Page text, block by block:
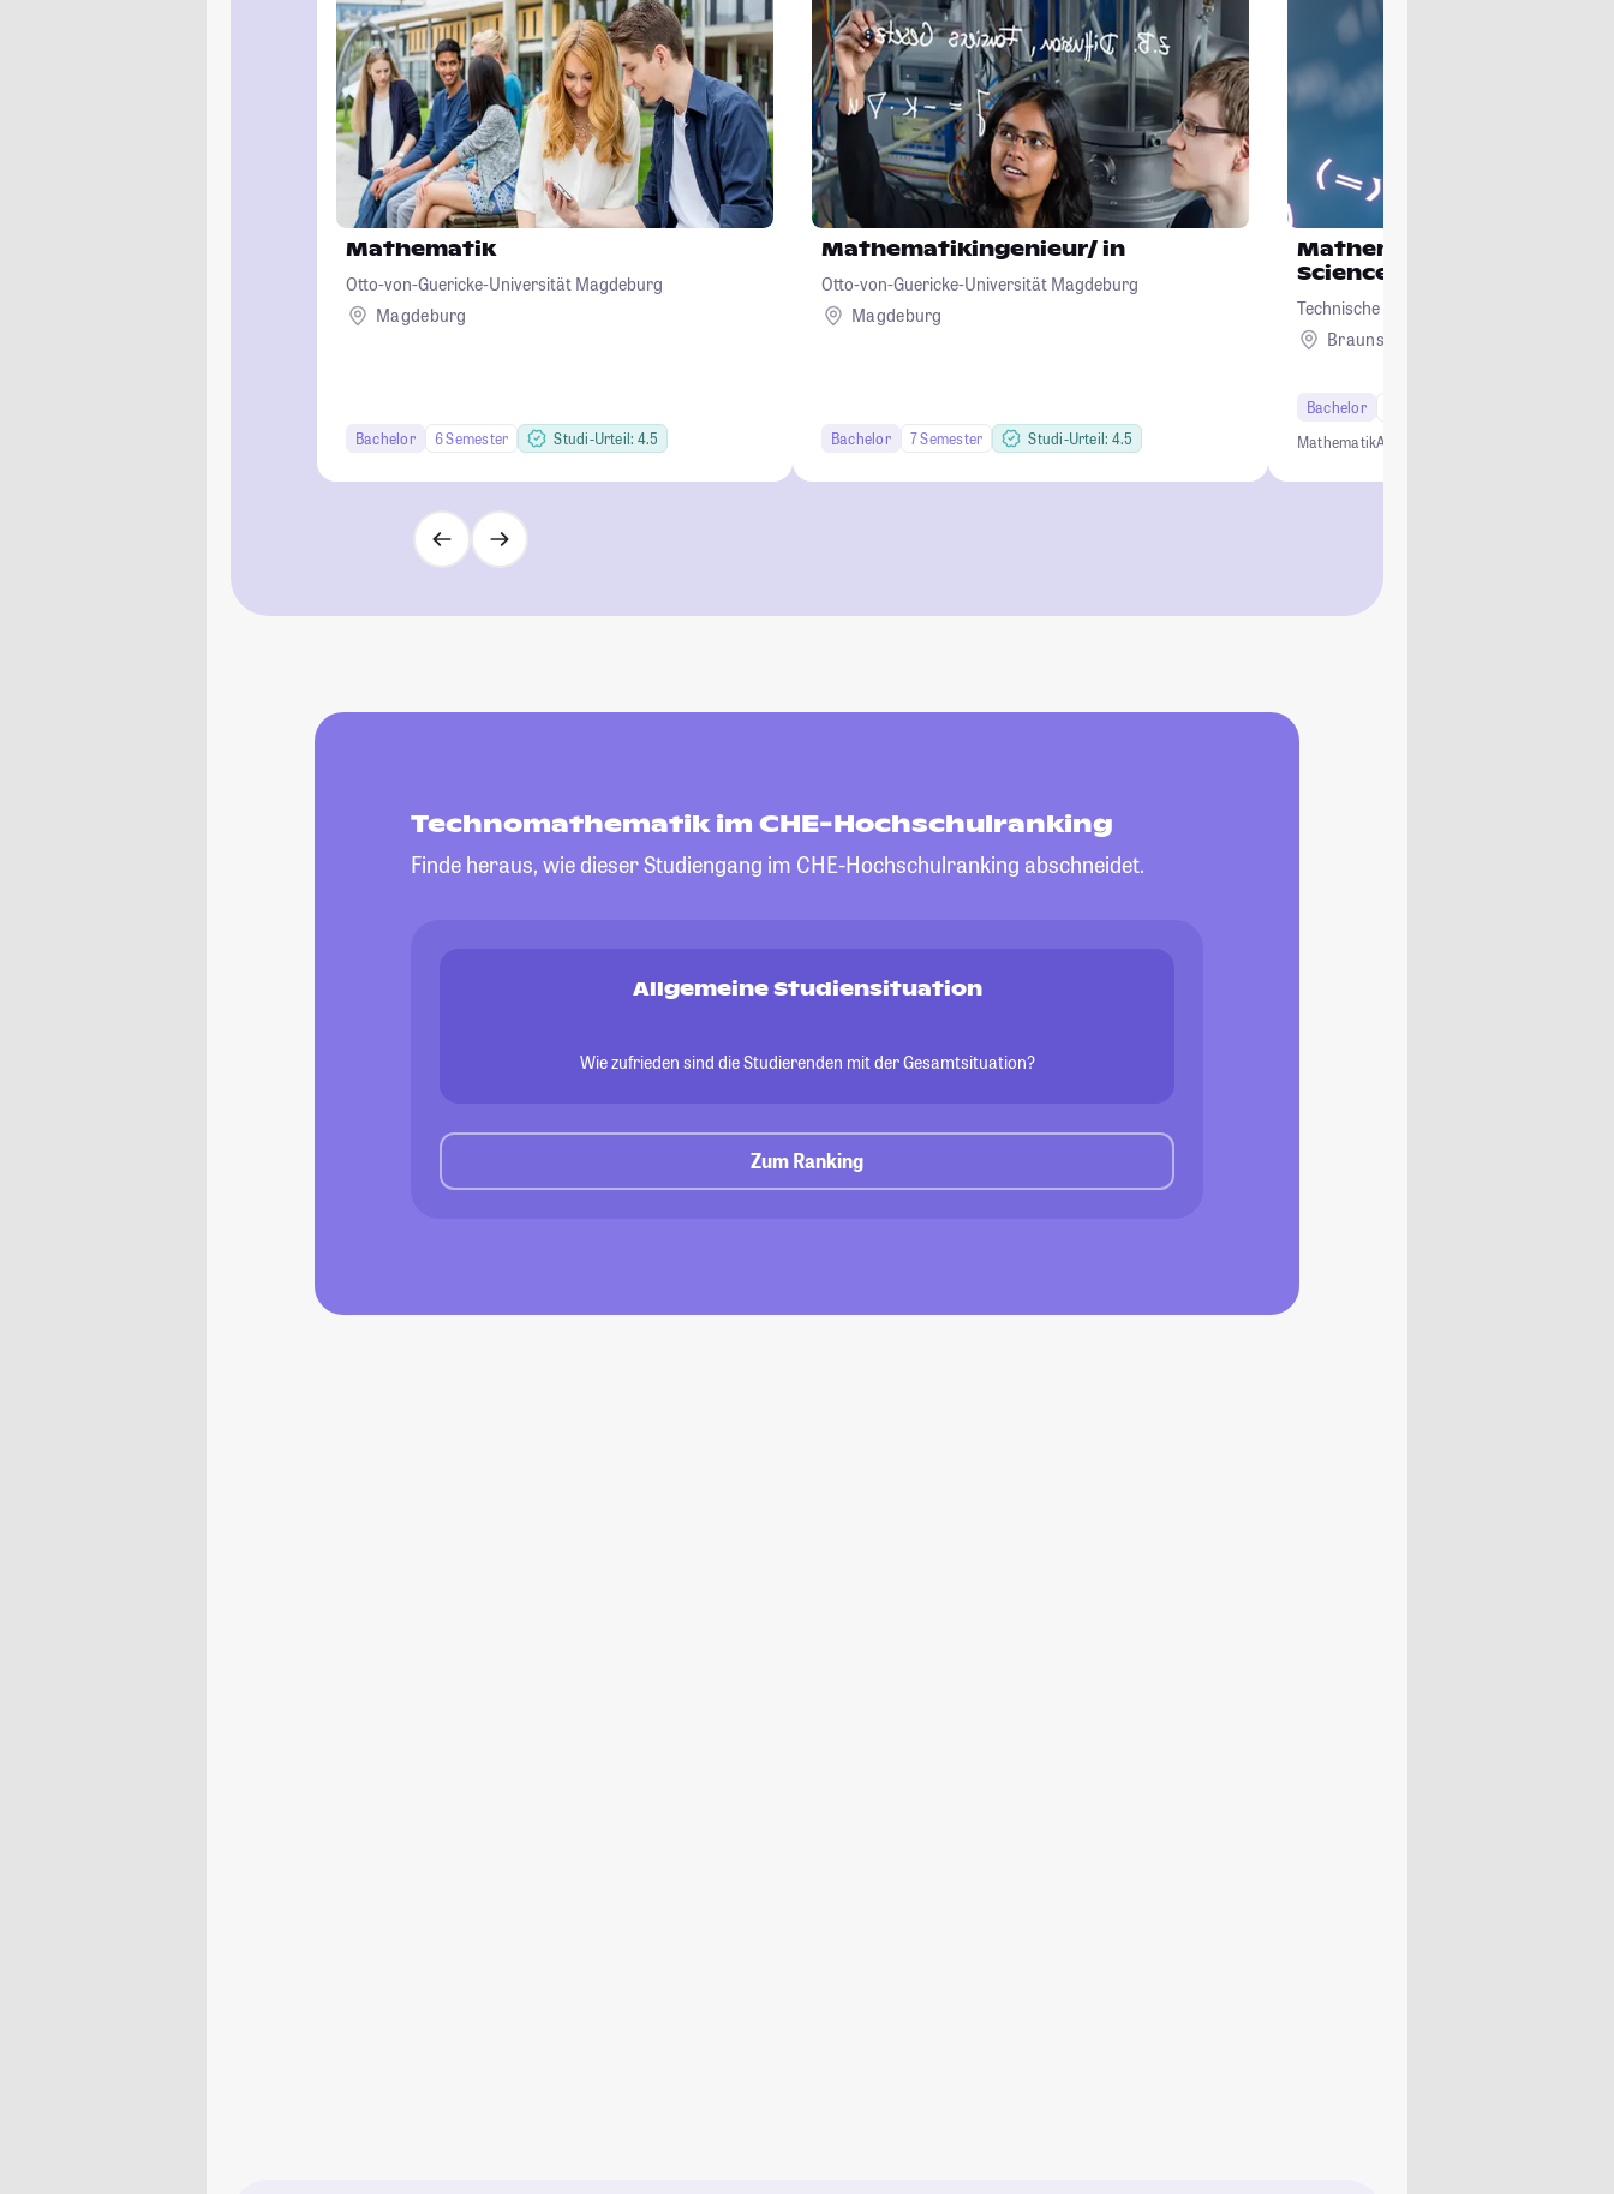
Mathematik
Otto-von-Guericke-Universität Magdeburg
Magdeburg
Bachelor 6 Semester Studi-Urteil: 4.5
Mathematikingenieur/ in
Otto-von-Guericke-Universität Magdeburg
Magdeburg
Bachelor 7 Semester Studi-Urteil: 4.5
Mathematik für
Sciences
Technische Universität Braunschweig
Braunschweig
Bachelor
MathematikAnwendungsorientiert
Technomathematik im CHE-Hochschulranking
Finde heraus, wie dieser Studiengang im CHE-Hochschulranking abschneidet.
Allgemeine Studiensituation
Wie zufrieden sind die Studierenden mit der Gesamtsituation?
Zum Ranking